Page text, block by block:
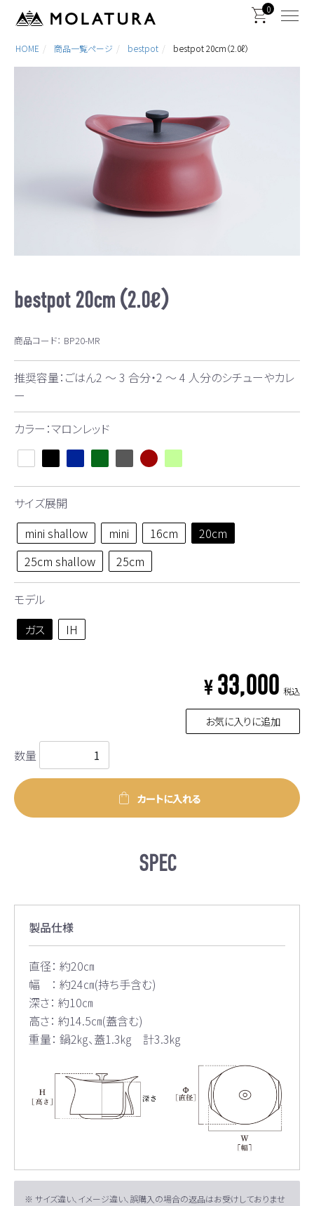
0
HOME 商品一覧ページ bestpot bestpot 20cm（2.0ℓ）
bestpot 20cm（2.0ℓ）
商品コード： BP20-MR
推奨容量：ごはん2 ～ 3 合分・2 ～ 4 人分のシチューやカレ
ー
カラー：マロンレッド
サイズ展開
mini shallow
mini 16cm
20cm
25cm shallow
25cm
モデル
ガス
IH
¥ 33,000 税込
お気に入りに追加
数量
カートに入れる
SPEC
製品仕様
直径： 約20㎝
幅 ： 約24㎝(持ち手含む)
深さ： 約10㎝
高さ： 約14.5㎝(蓋含む)
重量： 鍋2㎏、蓋1.3㎏ 計3.3㎏
※ サイズ違い、イメージ違い、誤購入の場合の返品はお受けしておりませ